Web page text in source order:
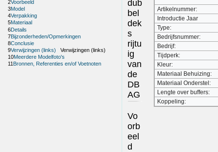
2Voorbeeld
3Model
4Verpakking
5Materiaal
6Details
7Bijzonderheden/Opmerkingen
8Conclusie
9Verwijzingen (links)
Verwijzingen (links)
10Meerdere Modelfoto's
11Bronnen, Referenties en/of Voetnoten
Artikelnummer:
Introductie Jaar
Type:
Bedrijfsnummer:
Bedrijf:
Tijdperk:
Kleur:
Materiaal Behuizing:
Materiaal Onderstel:
Lengte over buffers:
Koppeling:
dub
bel
dek
s
rijtu
ig
van
de
DB
AG
Vo
orb
eel
d